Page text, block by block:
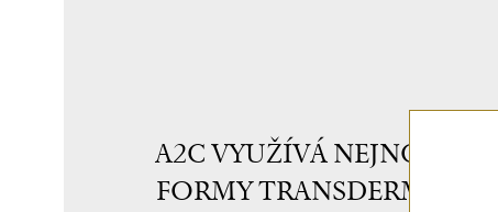
A2C VYUŽÍVÁ NEJNOVĚJŠÍ
FORMY TRANSDERMÁLNÍ